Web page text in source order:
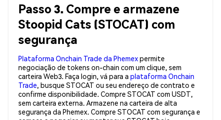
Passo 3. Compre e armazene
Stoopid Cats (STOCAT) com
segurança
Plataforma Onchain Trade da Phemexpermite
negociação de tokens on-chain com um clique, sem
carteira Web3. Faça login, vá para a plataforma Onchain
Trade, busque STOCAT ou seu endereço de contrato e
confirme disponibilidade. Compre STOCAT com USDT,
sem carteira externa. Armazene na carteira de alta
segurança da Phemex. Compre STOCAT com segurança e